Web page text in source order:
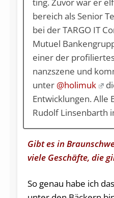
bereich als Seni­or
bei der TARGO IT
Mutuel
ei­ner der
nanz­szene und
un­ter @holimuk
Entwicklungen. Alle
Rudolf Linsenbarth
Gibt es in
viele Geschäfte, die
So genau habe ich